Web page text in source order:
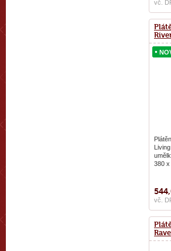
vč.
380 x
vč.